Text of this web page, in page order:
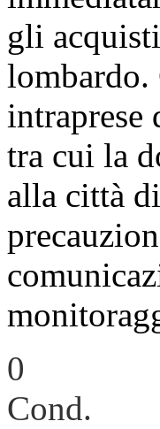
gli
lombardo.
tra cui la
alla città
0
Cond.